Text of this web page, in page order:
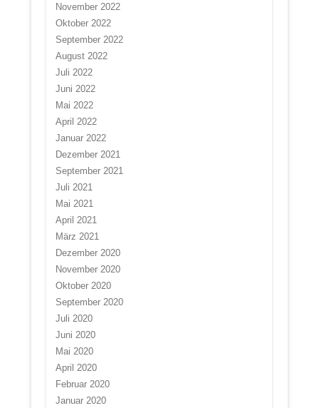
November 2022
Oktober 2022
September 2022
August 2022
Juli 2022
Juni 2022
Mai 2022
April 2022
Januar 2022
Dezember 2021
September 2021
Juli 2021
Mai 2021
April 2021
März 2021
Dezember 2020
November 2020
Oktober 2020
September 2020
Juli 2020
Juni 2020
Mai 2020
April 2020
Februar 2020
Januar 2020